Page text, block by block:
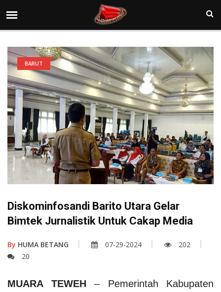
BARUT
Diskominfosandi Barito Utara Gelar
Bimtek Jurnalistik Untuk Cakap Media
By HUMA BETANG 07-29-2024
202
20
MUARA TEWEH – Pemerintah Kabupaten